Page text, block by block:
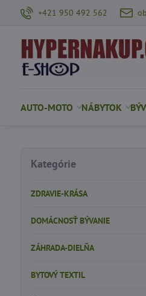
+421 950 492 562
AUTO-MOTO NÁBYTOK
Kategórie
ZDRAVIE-KRÁSA
DOMÁCNOSŤ BÝVANIE
ZÁHRADA-DIELŇA
BYTOVÝ TEXTIL